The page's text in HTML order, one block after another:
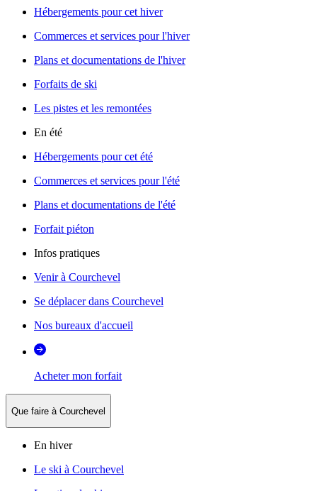
Hébergements pour cet hiver
Commerces et services pour l'hiver
Plans et documentations de l'hiver
Forfaits de ski
Les pistes et les remontées
En été
Hébergements pour cet été
Commerces et services pour l'été
Plans et documentations de l'été
Forfait piéton
Infos pratiques
Venir à Courchevel
Se déplacer dans Courchevel
Nos bureaux d'accueil
Acheter mon forfait
Que faire à Courchevel
En hiver
Le ski à Courchevel